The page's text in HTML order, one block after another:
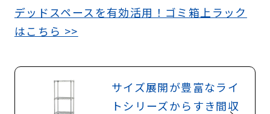
デッドスペースを有効活用！ゴミ箱上ラック
はこちら >>
サイズ展開が豊富なライ
トシリーズからすき間収